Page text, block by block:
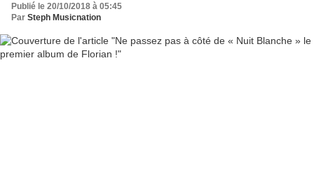
Publié le 20/10/2018 à 05:45
Par Steph Musicnation